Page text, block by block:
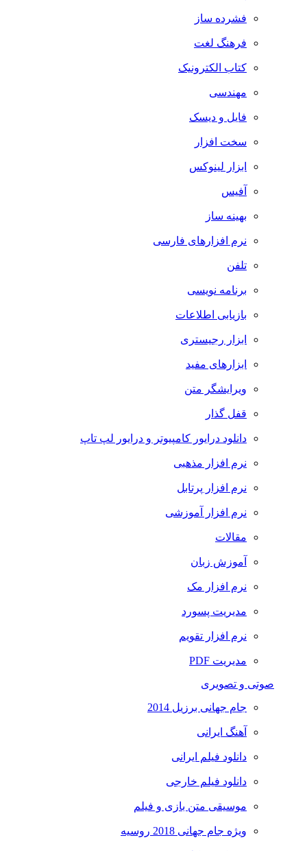
فشرده ساز
فرهنگ لغت
کتاب الکترونیک
مهندسی
فایل و دیسک
سخت افزار
ابزار لینوکس
آفیس
بهینه ساز
نرم افزارهای فارسی
تلفن
برنامه نویسی
بازیابی اطلاعات
ابزار رجیستری
ابزارهای مفید
ویرایشگر متن
قفل گذار
دانلود درایور کامپیوتر و درایور لپ تاپ
نرم افزار مذهبی
نرم افزار پرتابل
نرم افزار آموزشی
مقالات
آموزش زبان
نرم افزار مک
مدیریت پسورد
نرم افزار تقویم
مدیریت PDF
صوتی و تصویری
جام جهانی برزیل 2014
آهنگ ایرانی
دانلود فیلم ایرانی
دانلود فیلم خارجی
موسیقی متن بازی و فیلم
ویژه جام جهانی 2018 روسیه